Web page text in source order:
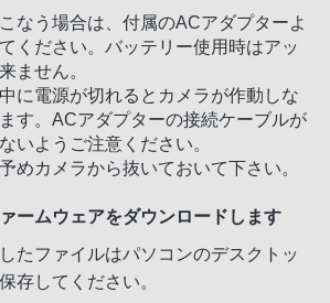
トウェアの権利）
関する著作権等一切の権利は、
ものとし、使用者は本ソフトウ
約に基づき許諾された使用権以
いものとします。
が本契約に基づき許諾された使
関していかなる責任も負わないも
し、これを制限する別途法律の定
なう場合は、付属のACアダプターよ
ください。バッテリー使用時はアッ
ません。
に電源が切れるとカメラが作動しな
す。ACアダプターの接続ケーブルが
いようご注意ください。
めカメラから抜いておいて下さい。
ームウェアをダウンロードします
たファイルはパソコンのデスクトッ
存してください。